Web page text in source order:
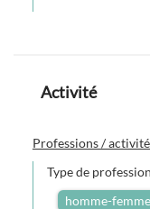
Activité
Professions /
Type de
homme-